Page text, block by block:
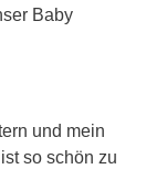
Baby
und mein
so schön zu